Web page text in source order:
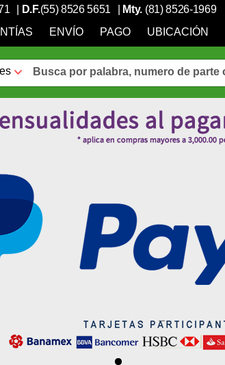
D.F.(55) 8526 5651 Mty. (81) 8526-1969
ENVÍO PAGO UBICACIÓN